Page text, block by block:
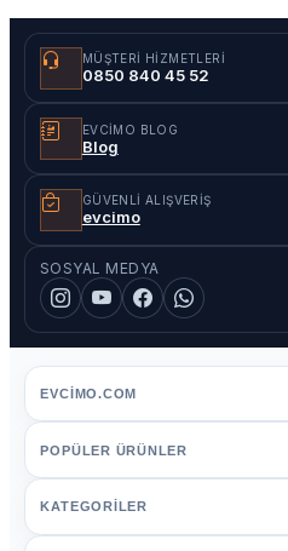
MÜŞTERI HIZMETLERI
0850 840 45 52
EVCIMO BLOG
Blog
GÜVENLI ALIŞVERIŞ
evcimo
SOSYAL MEDYA
EVCIMO.COM
POPÜLER ÜRÜNLER
KATEGORİLER